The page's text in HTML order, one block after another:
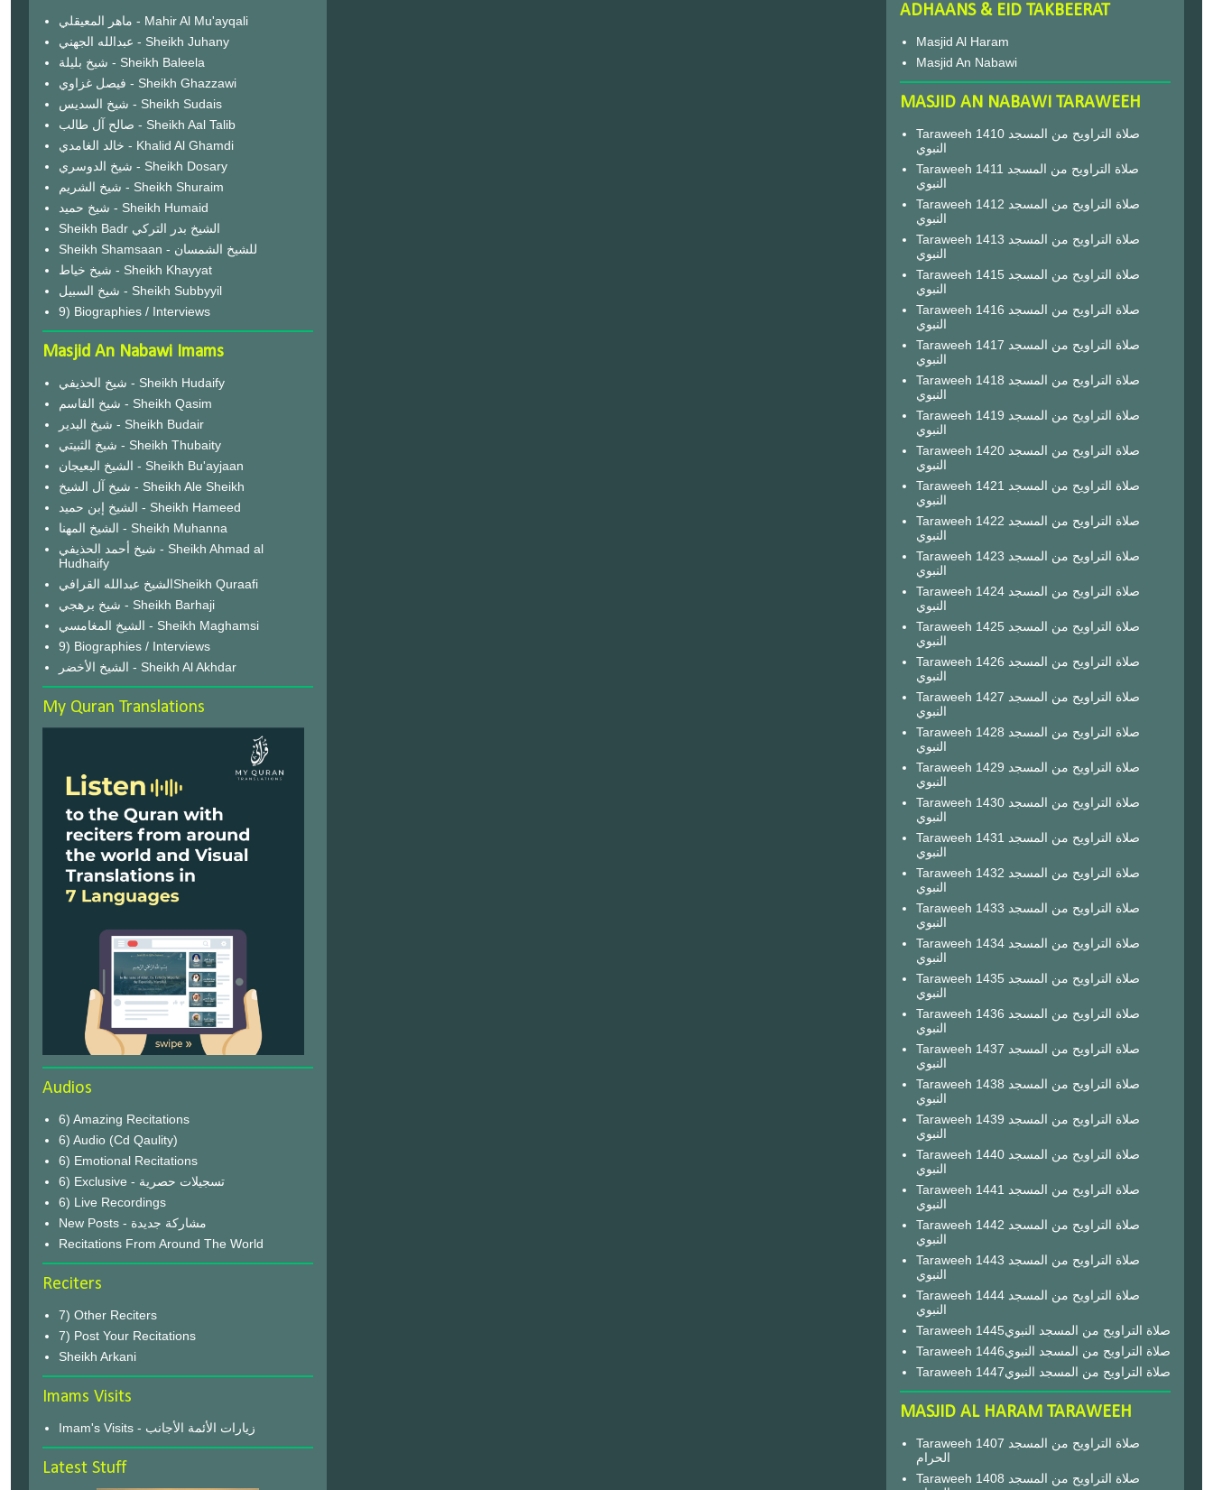
ماهر المعيقلي - Mahir Al Mu'ayqali
عبدالله الجهني - Sheikh Juhany
شيخ بليلة - Sheikh Baleela
فيصل غزاوي - Sheikh Ghazzawi
شيخ السديس - Sheikh Sudais
صالح آل طالب - Sheikh Aal Talib
خالد الغامدي - Khalid Al Ghamdi
شيخ الدوسري - Sheikh Dosary
شيخ الشريم - Sheikh Shuraim
شيخ حميد - Sheikh Humaid
Sheikh Badr الشيخ بدر التركي
Sheikh Shamsaan - للشيخ الشمسان
شيخ خياط - Sheikh Khayyat
شيخ السبيل - Sheikh Subbyyil
9) Biographies / Interviews
Masjid An Nabawi Imams
شيخ الحذيفي - Sheikh Hudaify
شيخ القاسم - Sheikh Qasim
شيخ البدير - Sheikh Budair
شيخ الثبيتي - Sheikh Thubaity
الشيخ البعيجان - Sheikh Bu'ayjaan
شيخ آل الشيخ - Sheikh Ale Sheikh
الشيخ إبن حميد - Sheikh Hameed
الشيخ المهنا - Sheikh Muhanna
شيخ أحمد الحذيفي - Sheikh Ahmad al
Hudhaify
الشيخ عبدالله القرافيSheikh Quraafi
شيخ برهجي - Sheikh Barhaji
الشيخ المغامسي - Sheikh Maghamsi
9) Biographies / Interviews
الشيخ الأخضر - Sheikh Al Akhdar
My Quran Translations
Audios
6) Amazing Recitations
6) Audio (Cd Qaulity)
6) Emotional Recitations
6) Exclusive - تسجيلات حصرية
6) Live Recordings
New Posts - مشاركة جديدة
Recitations From Around The World
Reciters
7) Other Reciters
7) Post Your Recitations
Sheikh Arkani
Imams Visits
Imam's Visits - زيارات الأئمة الأجانب
Latest Stuff
ADHAANS & EID TAKBEERAT
Masjid Al Haram
Masjid An Nabawi
MASJID AN NABAWI TARAWEEH
Taraweeh 1410 صلاة التراويح من المسجد
النبوي
Taraweeh 1411 صلاة التراويح من المسجد
النبوي
Taraweeh 1412 صلاة التراويح من المسجد
النبوي
Taraweeh 1413 صلاة التراويح من المسجد
النبوي
Taraweeh 1415 صلاة التراويح من المسجد
النبوي
Taraweeh 1416 صلاة التراويح من المسجد
النبوي
Taraweeh 1417 صلاة التراويح من المسجد
النبوي
Taraweeh 1418 صلاة التراويح من المسجد
النبوي
Taraweeh 1419 صلاة التراويح من المسجد
النبوي
Taraweeh 1420 صلاة التراويح من المسجد
النبوي
Taraweeh 1421 صلاة التراويح من المسجد
النبوي
Taraweeh 1422 صلاة التراويح من المسجد
النبوي
Taraweeh 1423 صلاة التراويح من المسجد
النبوي
Taraweeh 1424 صلاة التراويح من المسجد
النبوي
Taraweeh 1425 صلاة التراويح من المسجد
النبوي
Taraweeh 1426 صلاة التراويح من المسجد
النبوي
Taraweeh 1427 صلاة التراويح من المسجد
النبوي
Taraweeh 1428 صلاة التراويح من المسجد
النبوي
Taraweeh 1429 صلاة التراويح من المسجد
النبوي
Taraweeh 1430 صلاة التراويح من المسجد
النبوي
Taraweeh 1431 صلاة التراويح من المسجد
النبوي
Taraweeh 1432 صلاة التراويح من المسجد
النبوي
Taraweeh 1433 صلاة التراويح من المسجد
النبوي
Taraweeh 1434 صلاة التراويح من المسجد
النبوي
Taraweeh 1435 صلاة التراويح من المسجد
النبوي
Taraweeh 1436 صلاة التراويح من المسجد
النبوي
Taraweeh 1437 صلاة التراويح من المسجد
النبوي
Taraweeh 1438 صلاة التراويح من المسجد
النبوي
Taraweeh 1439 صلاة التراويح من المسجد
النبوي
Taraweeh 1440 صلاة التراويح من المسجد
النبوي
Taraweeh 1441 صلاة التراويح من المسجد
النبوي
Taraweeh 1442 صلاة التراويح من المسجد
النبوي
Taraweeh 1443 صلاة التراويح من المسجد
النبوي
Taraweeh 1444 صلاة التراويح من المسجد
النبوي
Taraweeh 1445صلاة التراويح من المسجد النبوي
Taraweeh 1446صلاة التراويح من المسجد النبوي
Taraweeh 1447صلاة التراويح من المسجد النبوي
MASJID AL HARAM TARAWEEH
Taraweeh 1407 صلاة التراويح من المسجد
الحرام
Taraweeh 1408 صلاة التراويح من المسجد